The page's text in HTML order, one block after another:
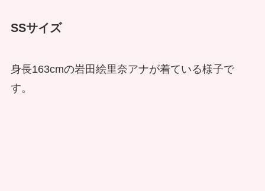
SSサイズ
身長163cmの岩田絵里奈アナが着ている様子で
す。